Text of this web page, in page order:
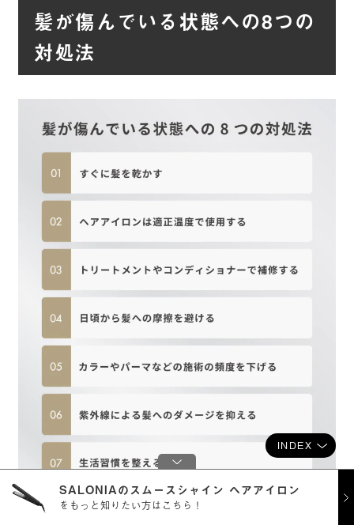
髪が傷んでいる状態への8つの
対処法
SALONIAのスムースシャイン ヘアアイロン
をもっと知りたい方はこちら！
INDEX